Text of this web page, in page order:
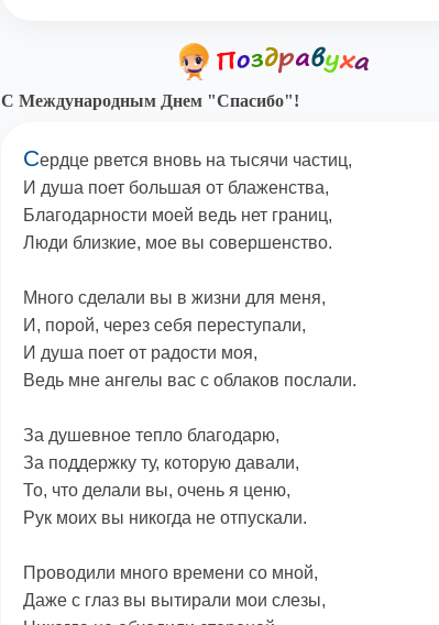
С Международным Днем "Спасибо"!
Сердце рвется вновь на тысячи частиц,
И душа поет большая от блаженства,
Благодарности моей ведь нет границ,
Люди близкие, мое вы совершенство.
Много сделали вы в жизни для меня,
И, порой, через себя переступали,
И душа поет от радости моя,
Ведь мне ангелы вас с облаков послали.
За душевное тепло благодарю,
За поддержку ту, которую давали,
То, что делали вы, очень я ценю,
Рук моих вы никогда не отпускали.
Проводили много времени со мной,
Даже с глаз вы вытирали мои слезы,